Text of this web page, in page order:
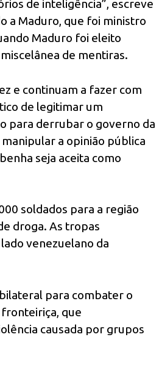
de inteligência”, escreve
a Maduro, que foi ministro
Maduro foi eleito
de mentiras.
e continuam a fazer com
de legitimar um
para derrubar o governo da
a opinião pública
seja aceita como
soldados para a região
droga. As tropas
venezuelano da
para combater o
que
causada por grupos